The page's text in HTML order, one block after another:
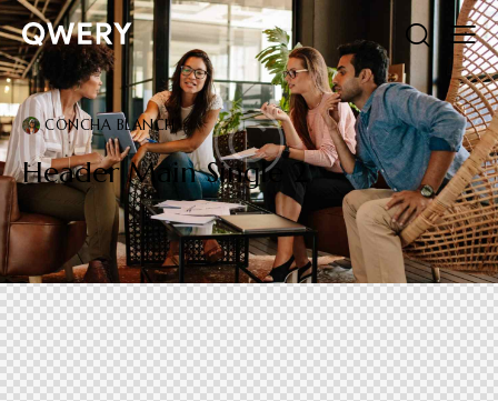
CONCHA BLANCH
Header Main Single 2